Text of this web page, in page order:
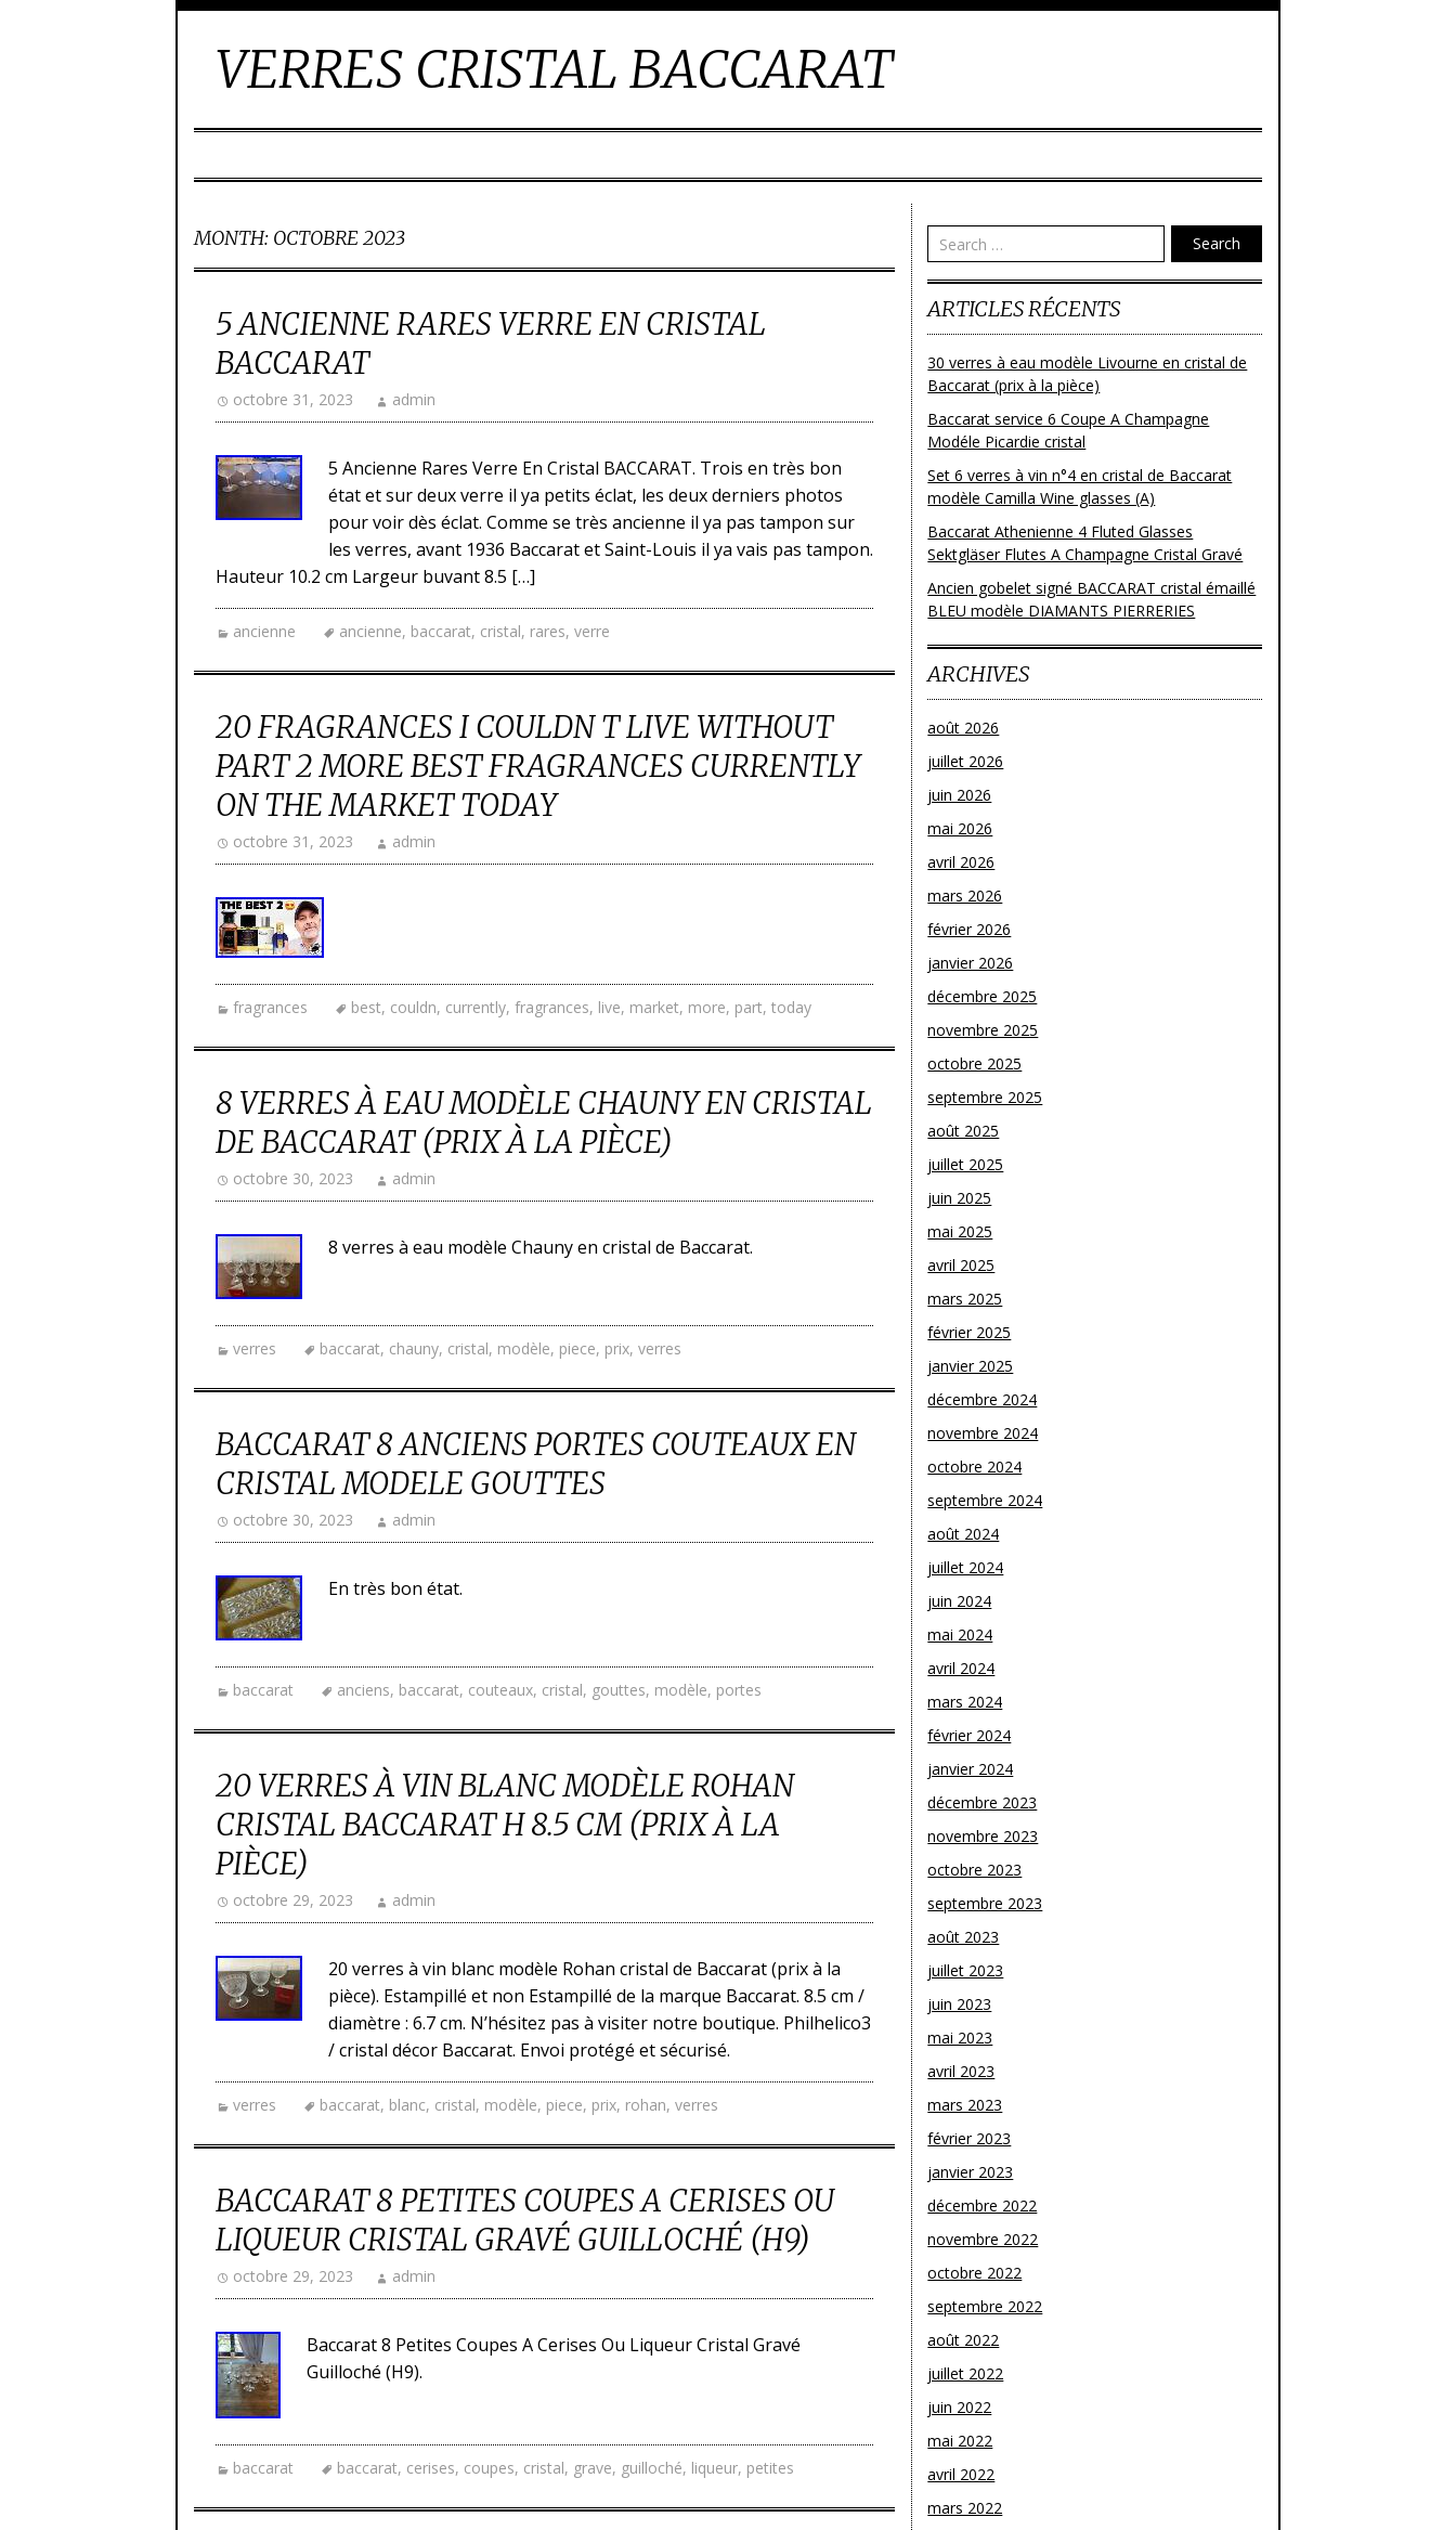
VERRES CRISTAL BACCARAT
MONTH: OCTOBRE 2023
5 ANCIENNE RARES VERRE EN CRISTAL
BACCARAT
octobre 31, 2023 admin
5 Ancienne Rares Verre En Cristal BACCARAT. Trois en très bon
état et sur deux verre il ya petits éclat, les deux derniers photos
pour voir dès éclat. Comme se très ancienne il ya pas tampon sur
les verres, avant 1936 Baccarat et Saint-Louis il ya vais pas tampon.
Hauteur 10.2 cm Largeur buvant 8.5 […]
ancienne ancienne, baccarat, cristal, rares, verre
20 FRAGRANCES I COULDN T LIVE WITHOUT
PART 2 MORE BEST FRAGRANCES CURRENTLY
ON THE MARKET TODAY
octobre 31, 2023 admin
fragrances best, couldn, currently, fragrances, live, market, more, part, today
8 VERRES À EAU MODÈLE CHAUNY EN CRISTAL
DE BACCARAT (PRIX À LA PIÈCE)
octobre 30, 2023 admin
8 verres à eau modèle Chauny en cristal de Baccarat.
verres baccarat, chauny, cristal, modèle, piece, prix, verres
BACCARAT 8 ANCIENS PORTES COUTEAUX EN
CRISTAL MODELE GOUTTES
octobre 30, 2023 admin
En très bon état.
baccarat anciens, baccarat, couteaux, cristal, gouttes, modèle, portes
20 VERRES À VIN BLANC MODÈLE ROHAN
CRISTAL BACCARAT H 8.5 CM (PRIX À LA
PIÈCE)
octobre 29, 2023 admin
20 verres à vin blanc modèle Rohan cristal de Baccarat (prix à la
pièce). Estampillé et non Estampillé de la marque Baccarat. 8.5 cm /
diamètre : 6.7 cm. N’hésitez pas à visiter notre boutique. Philhelico3
/ cristal décor Baccarat. Envoi protégé et sécurisé.
verres baccarat, blanc, cristal, modèle, piece, prix, rohan, verres
BACCARAT 8 PETITES COUPES A CERISES OU
LIQUEUR CRISTAL GRAVÉ GUILLOCHÉ (H9)
octobre 29, 2023 admin
Baccarat 8 Petites Coupes A Cerises Ou Liqueur Cristal Gravé
Guilloché (H9).
baccarat baccarat, cerises, coupes, cristal, grave, guilloché, liqueur, petites
Search
ARTICLES RÉCENTS
30 verres à eau modèle Livourne en cristal de
Baccarat (prix à la pièce)
Baccarat service 6 Coupe A Champagne
Modéle Picardie cristal
Set 6 verres à vin n°4 en cristal de Baccarat
modèle Camilla Wine glasses (A)
Baccarat Athenienne 4 Fluted Glasses
Sektgläser Flutes A Champagne Cristal Gravé
Ancien gobelet signé BACCARAT cristal émaillé
BLEU modèle DIAMANTS PIERRERIES
ARCHIVES
août 2026
juillet 2026
juin 2026
mai 2026
avril 2026
mars 2026
février 2026
janvier 2026
décembre 2025
novembre 2025
octobre 2025
septembre 2025
août 2025
juillet 2025
juin 2025
mai 2025
avril 2025
mars 2025
février 2025
janvier 2025
décembre 2024
novembre 2024
octobre 2024
septembre 2024
août 2024
juillet 2024
juin 2024
mai 2024
avril 2024
mars 2024
février 2024
janvier 2024
décembre 2023
novembre 2023
octobre 2023
septembre 2023
août 2023
juillet 2023
juin 2023
mai 2023
avril 2023
mars 2023
février 2023
janvier 2023
décembre 2022
novembre 2022
octobre 2022
septembre 2022
août 2022
juillet 2022
juin 2022
mai 2022
avril 2022
mars 2022